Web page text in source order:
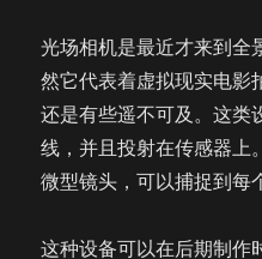
光场相机是最近才来到全
然它代表着虚拟现实电影
还是有些遥不可及。这类
线，并且投射在传感器上
微型镜头，可以捕捉到每
这种设备可以在后期制作